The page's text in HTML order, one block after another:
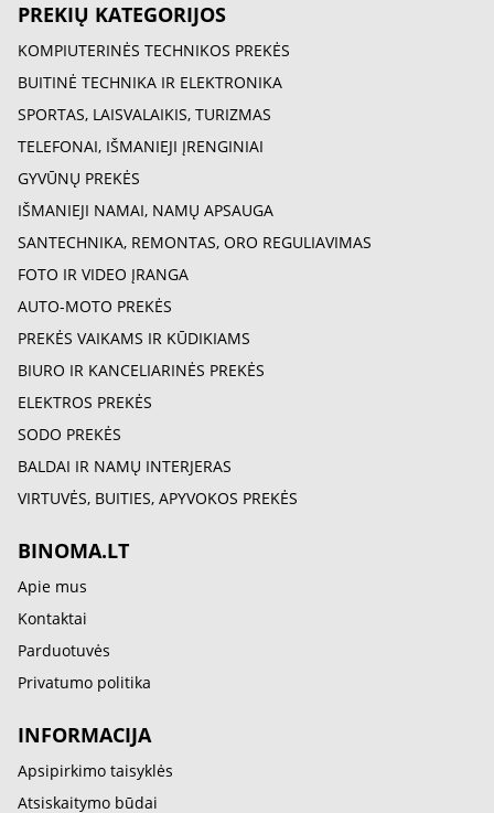
PREKIŲ KATEGORIJOS
KOMPIUTERINĖS TECHNIKOS PREKĖS
BUITINĖ TECHNIKA IR ELEKTRONIKA
SPORTAS, LAISVALAIKIS, TURIZMAS
TELEFONAI, IŠMANIEJI ĮRENGINIAI
GYVŪNŲ PREKĖS
IŠMANIEJI NAMAI, NAMŲ APSAUGA
SANTECHNIKA, REMONTAS, ORO REGULIAVIMAS
FOTO IR VIDEO ĮRANGA
AUTO-MOTO PREKĖS
PREKĖS VAIKAMS IR KŪDIKIAMS
BIURO IR KANCELIARINĖS PREKĖS
ELEKTROS PREKĖS
SODO PREKĖS
BALDAI IR NAMŲ INTERJERAS
VIRTUVĖS, BUITIES, APYVOKOS PREKĖS
BINOMA.LT
Apie mus
Kontaktai
Parduotuvės
Privatumo politika
INFORMACIJA
Apsipirkimo taisyklės
Atsiskaitymo būdai